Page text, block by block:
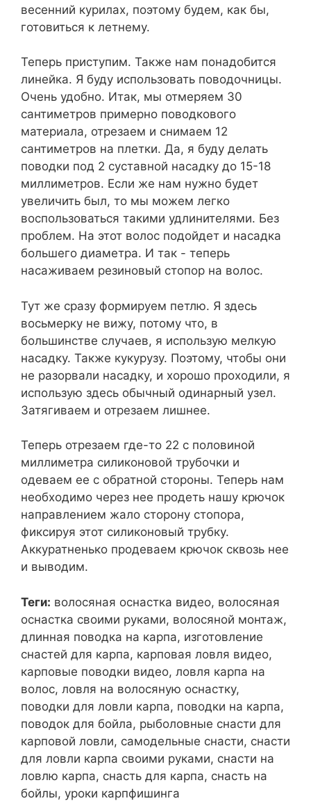
весенний курилах, поэтому будем, как бы,
готовиться к летнему.
Теперь приступим. Также нам понадобится
линейка. Я буду использовать поводочницы.
Очень удобно. Итак, мы отмеряем 30
сантиметров примерно поводкового
материала, отрезаем и снимаем 12
сантиметров на плетки. Да, я буду делать
поводки под 2 суставной насадку до 15-18
миллиметров. Если же нам нужно будет
увеличить был, то мы можем легко
воспользоваться такими удлинителями. Без
проблем. На этот волос подойдет и насадка
большего диаметра. И так - теперь
насаживаем резиновый стопор на волос.
Тут же сразу формируем петлю. Я здесь
восьмерку не вижу, потому что, в
большинстве случаев, я использую мелкую
насадку. Также кукурузу. Поэтому, чтобы они
не разорвали насадку, и хорошо проходили, я
использую здесь обычный одинарный узел.
Затягиваем и отрезаем лишнее.
Теперь отрезаем где-то 22 с половиной
миллиметра силиконовой трубочки и
одеваем ее с обратной стороны. Теперь нам
необходимо через нее продеть нашу крючок
направлением жало сторону стопора,
фиксируя этот силиконовый трубку.
Аккуратненько продеваем крючок сквозь нее
и выводим.
Теги: волосяная оснастка видео, волосяная
оснастка своими руками, волосяной монтаж,
длинная поводка на карпа, изготовление
снастей для карпа, карповая ловля видео,
карповые поводки видео, ловля карпа на
волос, ловля на волосяную оснастку,
поводки для ловли карпа, поводки на карпа,
поводок для бойла, рыболовные снасти для
карповой ловли, самодельные снасти, снасти
для ловли карпа своими руками, снасти на
ловлю карпа, снасть для карпа, снасть на
бойлы, уроки карпфишинга